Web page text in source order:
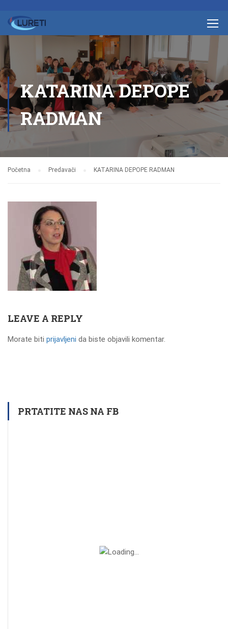
KATARINA DEPOPE
RADMAN
Početna Predavači KATARINA DEPOPE RADMAN
LEAVE A REPLY
Morate biti prijavljeni da biste objavili komentar.
PRTATITE NAS NA FB